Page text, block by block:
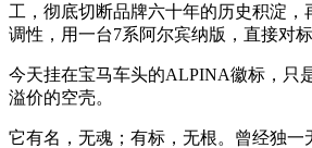
工，彻底切断品牌六十年的历史积淀，
调性，用一台7系阿尔宾纳版，直接对标
今天挂在宝马车头的ALPINA徽标，只
溢价的空壳。
它有名，无魂；有标，无根。曾经独一